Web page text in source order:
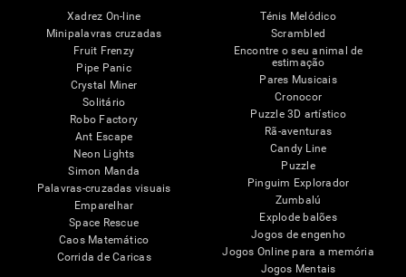
Xadrez On-line
Minipalavras cruzadas
Fruit Frenzy
Pipe Panic
Crystal Miner
Solitário
Robo Factory
Ant Escape
Neon Lights
Simon Manda
Palavras-cruzadas visuais
Emparelhar
Space Rescue
Caos Matemático
Corrida de Caricas
Ténis Melódico
Scrambled
Encontre o seu animal de
estimação
Pares Musicais
Cronocor
Puzzle 3D artístico
Rã-aventuras
Candy Line
Puzzle
Pinguim Explorador
Zumbalú
Explode balões
Jogos de engenho
Jogos Online para a memória
Jogos Mentais